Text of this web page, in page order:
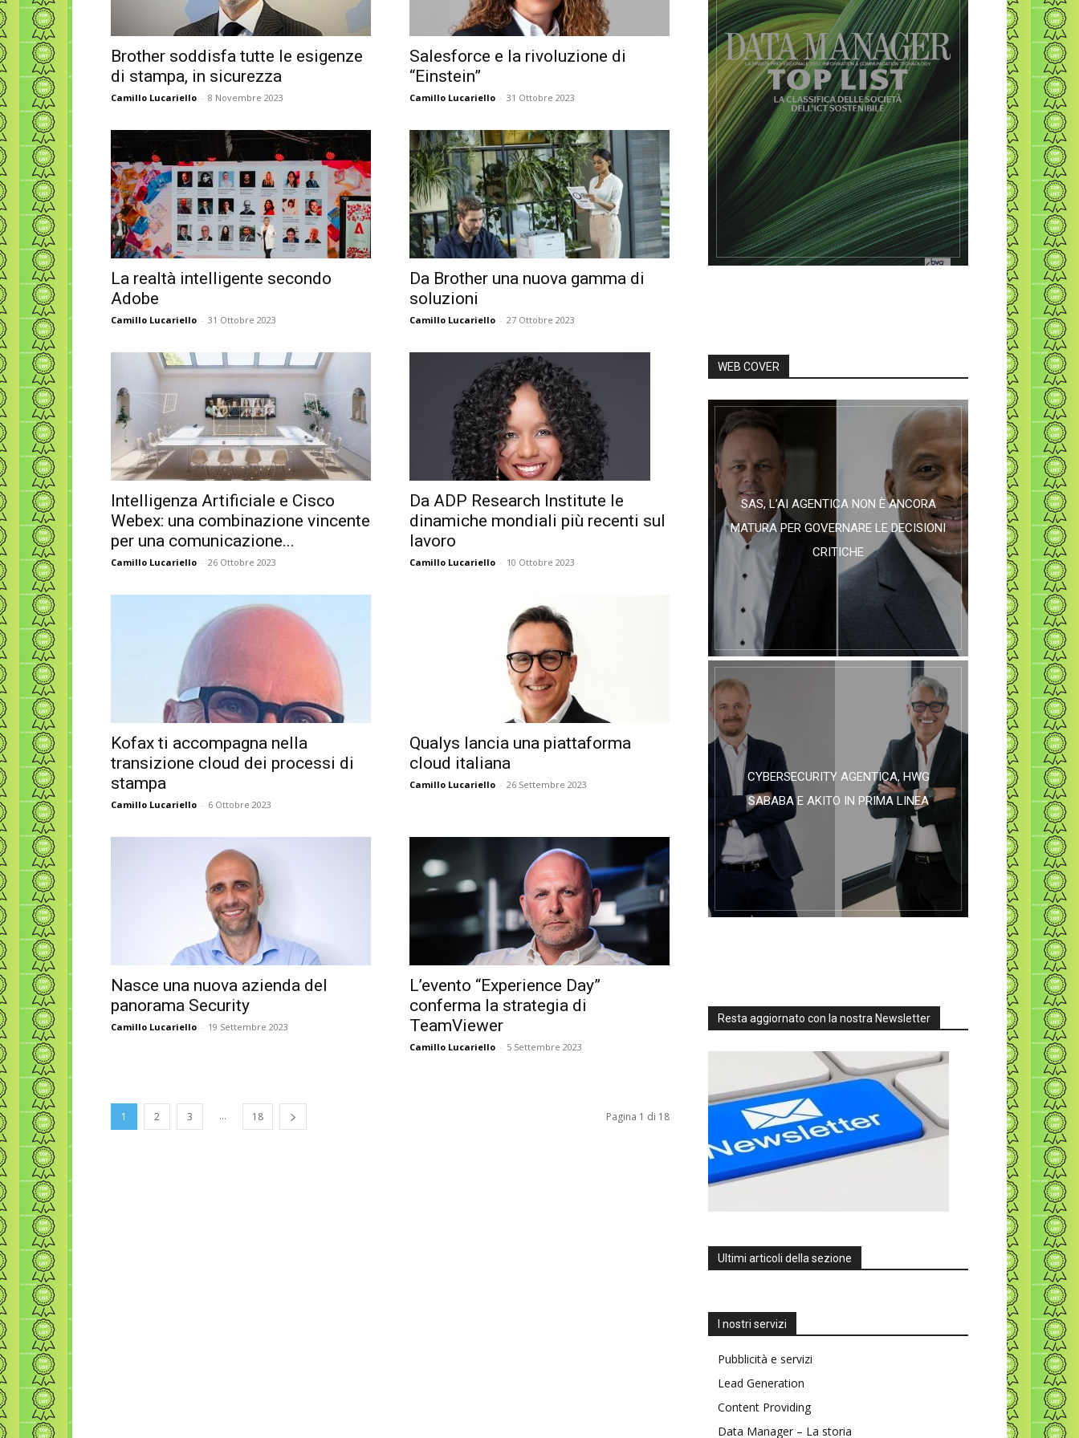
Brother soddisfa tutte le esigenze
di stampa, in sicurezza
Camillo Lucariello - 8 Novembre 2023
Salesforce e la rivoluzione di
“Einstein”
Camillo Lucariello - 31 Ottobre 2023
La realtà intelligente secondo
Adobe
Camillo Lucariello - 31 Ottobre 2023
Da Brother una nuova gamma di
soluzioni
Camillo Lucariello - 27 Ottobre 2023
Intelligenza Artificiale e Cisco
Webex: una combinazione vincente
per una comunicazione...
Camillo Lucariello - 26 Ottobre 2023
Da ADP Research Institute le
dinamiche mondiali più recenti sul
lavoro
Camillo Lucariello - 10 Ottobre 2023
Kofax ti accompagna nella
transizione cloud dei processi di
stampa
Camillo Lucariello - 6 Ottobre 2023
Qualys lancia una piattaforma
cloud italiana
Camillo Lucariello - 26 Settembre 2023
Nasce una nuova azienda del
panorama Security
Camillo Lucariello - 19 Settembre 2023
L’evento “Experience Day”
conferma la strategia di
TeamViewer
Camillo Lucariello - 5 Settembre 2023
1 2 3 ... 18 Pagina 1 di 18
WEB COVER
SAS, L’AI AGENTICA NON È ANCORA
MATURA PER GOVERNARE LE DECISIONI
CRITICHE
CYBERSECURITY AGENTICA, HWG
SABABA E AKITO IN PRIMA LINEA
Resta aggiornato con la nostra Newsletter
Ultimi articoli della sezione
I nostri servizi
Pubblicità e servizi
Lead Generation
Content Providing
Data Manager – La storia